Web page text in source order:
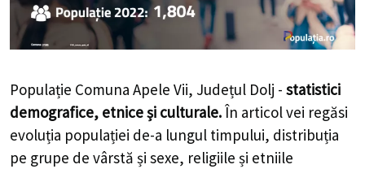
Populație Comuna Apele Vii, Județul Dolj - statistici
demografice, etnice și culturale.În articol vei regăsi
evoluția populației de-a lungul timpului, distribuția
pe grupe de vârstă și sexe, religiile și etniile